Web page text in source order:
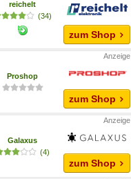
reichelt
(34)
zum Shop
Proshop
zum Shop
Galaxus
(4)
zum Shop